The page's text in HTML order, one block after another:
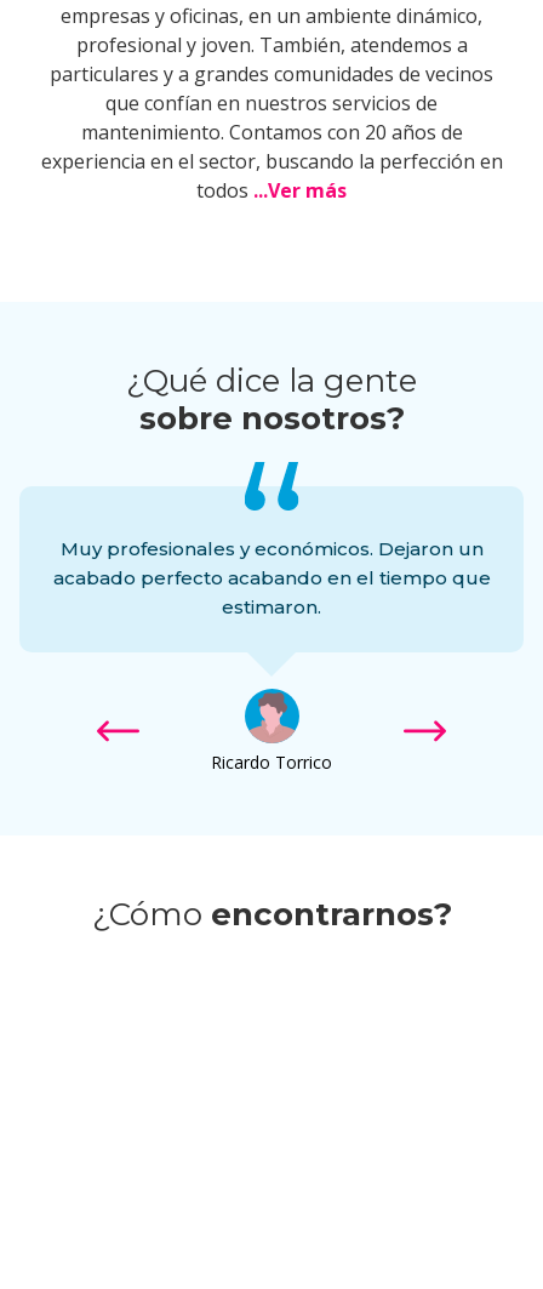
empresas y oficinas, en un ambiente dinámico,
profesional y joven. También, atendemos a
particulares y a grandes comunidades de vecinos
que confían en nuestros servicios de
mantenimiento. Contamos con 20 años de
experiencia en el sector, buscando la perfección en
todos ...Ver más
¿Qué dice la gente
sobre nosotros?
Muy profesionales y económicos. Dejaron un
acabado perfecto acabando en el tiempo que
estimaron.
Ricardo Torrico
¿Cómo encontrarnos?